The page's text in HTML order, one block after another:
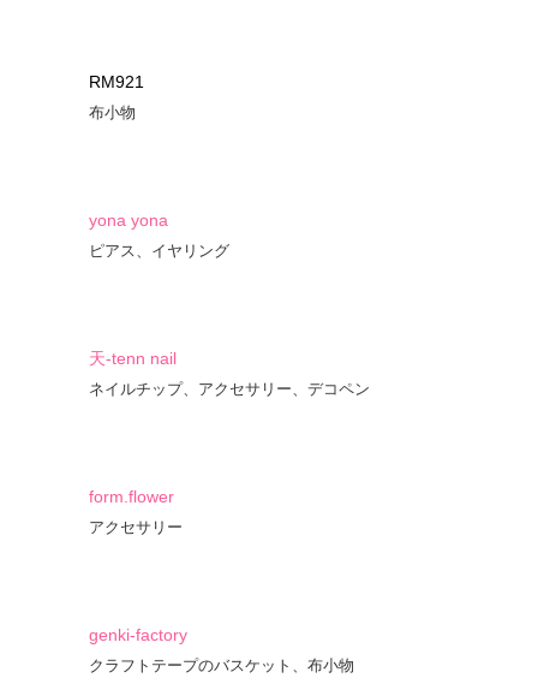
RM921
布小物
yona yona
ピアス、イヤリング
天-tenn nail
ネイルチップ、アクセサリー、デコペン
form.flower
アクセサリー
genki-factory
クラフトテープのバスケット、布小物